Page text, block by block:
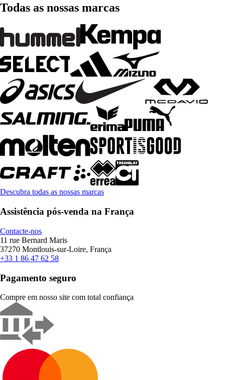
Todas as nossas marcas
Descubra todas as nossas marcas
Assistência pós-venda na França
Contacte-nos
11 rue Bernard Maris
37270 Montlouis-sur-Loire, França
+33 1 86 47 62 58
Pagamento seguro
Compre em nosso site com total confiança